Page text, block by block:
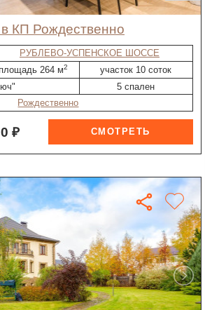
в КП Рождественно
РУБЛЕВО-УСПЕНСКОЕ ШОССЕ
площадь 264 м2
участок 10 соток
5 спален
Рождественно
₽